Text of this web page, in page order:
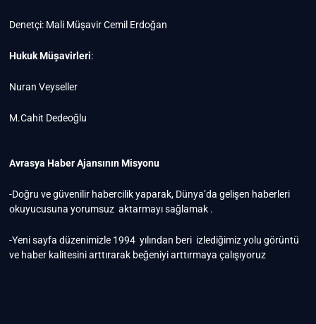
Denetçi: Mali Müşavir Cemil Erdoğan
Hukuk Müşavirleri:
Nuran Veyseller
M.Cahit Dedeoğlu
Avrasya Haber Ajansının Misyonu
-Doğru ve güvenilir habercilik yaparak, Dünya’da gelişen haberleri
okuyucusuna yorumsuz aktarmayı sağlamak .
-Yeni sayfa düzenimizle 1994 yılından beri izlediğimiz yolu görüntü
ve haber kalitesini arttırarak beğeniyi arttırmaya çalışıyoruz